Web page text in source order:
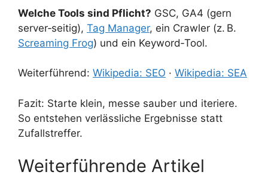
Welche Tools sind Pflicht? GSC, GA4 (gern
server‑seitig), Tag Manager, ein Crawler (z. B.
Screaming Frog) und ein Keyword‑Tool.
Weiterführend: Wikipedia: SEO · Wikipedia: SEA
Fazit: Starte klein, messe sauber und iteriere.
So entstehen verlässliche Ergebnisse statt
Zufallstreffer.
Weiterführende Artikel